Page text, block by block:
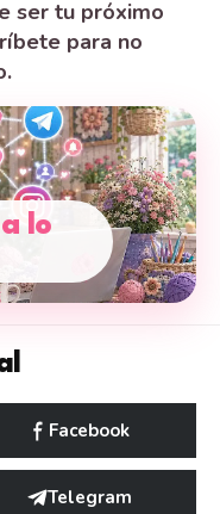
ser tu próximo
para no
lo
Facebook
Telegram